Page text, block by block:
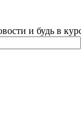
и будь в